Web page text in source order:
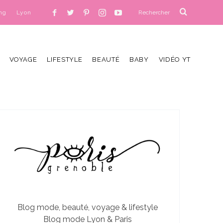
Lyon
VOYAGE LIFESTYLE BEAUTÉ BABY VIDÉO YT
Blog mode, beauté, voyage & lifestyle
Blog mode Lyon & Paris